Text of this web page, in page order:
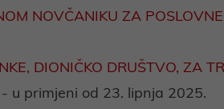
NOVČANIKU ZA POSLOVNE
DIONIČKO DRUŠTVO, ZA
- u primjeni od 23. lipnja 2025.